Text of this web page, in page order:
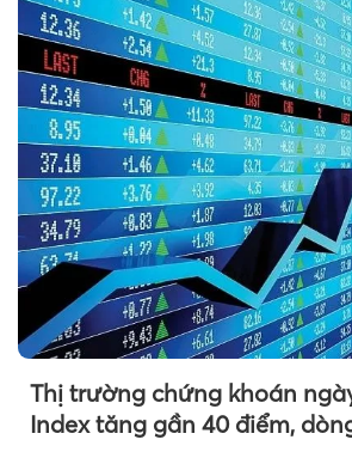
Thị trường chứng khoán
Index tăng gần 40 điểm,